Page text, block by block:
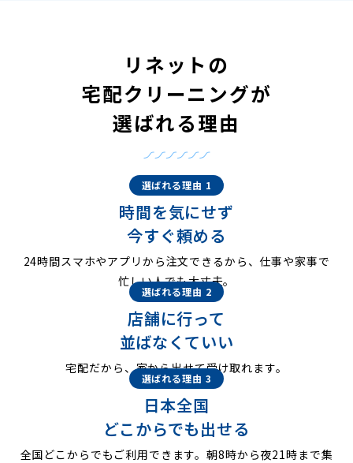
リネットの
宅配クリーニングが
選ばれる理由
選ばれる理由 1
時間を気にせず
今すぐ頼める
24時間スマホやアプリから注文できるから、仕事や家事で
忙しい人でも大丈夫。
選ばれる理由 2
店舗に行って
並ばなくていい
宅配だから、家から出せて受け取れます。
選ばれる理由 3
日本全国
どこからでも出せる
全国どこからでもご利用できます。朝8時から夜21時まで集